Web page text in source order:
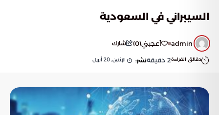
السيبراني في السعودية
admin أعجبني(
0
) شارك
دقائق القراءة2 دقيقةنشر: الإثنين, 20 أبريل